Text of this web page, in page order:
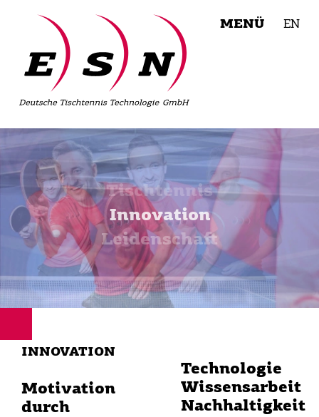
MENÜ EN
Tischtennis
Innovation
Leidenschaft
INNOVATION
Motivation
durch
Technologie
Wissensarbeit
Nachhaltigkeit